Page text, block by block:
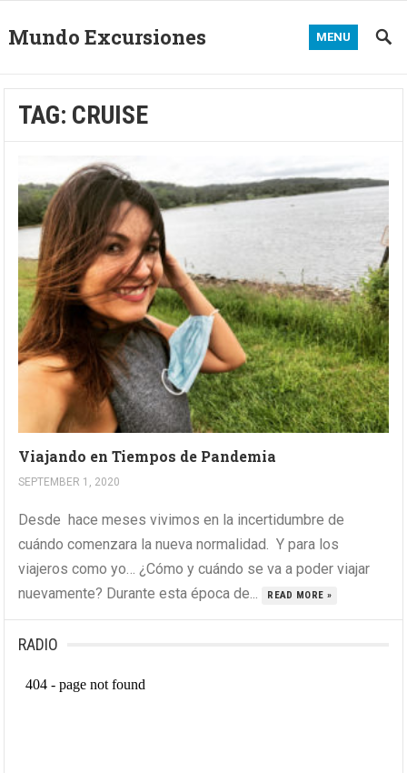
Mundo Excursiones MENU
TAG: CRUISE
Viajando en Tiempos de Pandemia
SEPTEMBER 1, 2020
Desde hace meses vivimos en la incertidumbre de
cuándo comenzara la nueva normalidad. Y para los
viajeros como yo… ¿Cómo y cuándo se va a poder viajar
nuevamente? Durante esta época de...
READ MORE »
RADIO